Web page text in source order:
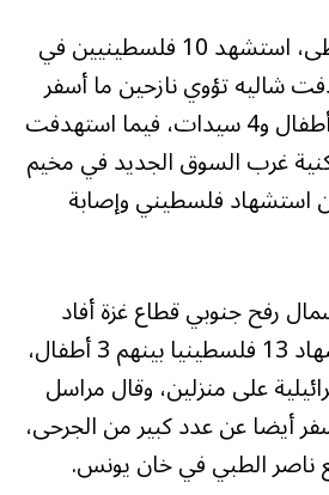
وفي المحافظة الوسطى، استشهد 10 فلسطينيين في
شاليه تؤوي نازحين ما أسفر
عن مقتل 9 بينهم 3 أطفال و4 سيدات، فيما استهدفت
غرب السوق الجديد في مخيم
استشهاد فلسطيني وإصابة
رفح جنوبي قطاع غزة أفاد
مراسل الجزيرة باستشهاد 13 فلسطينيا بينهم 3 أطفال،
على منزلين، وقال مراسل
أيضا عن عدد كبير من الجرحى،
ناصر الطبي في خان يونس.